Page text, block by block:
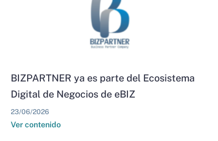
BIZPARTNER ya es parte del Ecosistema
Digital de Negocios de eBIZ
23/06/2026
Ver contenido